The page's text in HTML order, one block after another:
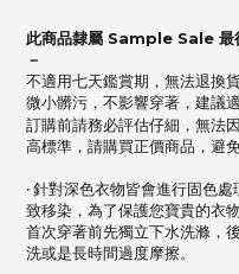
此商品隸屬 Sample Sale 最
－
不適用七天鑑賞期，無法退換
微小髒污，不影響穿著，建議
訂購前請務必評估仔細，無法
高標準，請購買正價商品，避免
‧ 針對深色衣物皆會進行固色
致移染， 為了保護您寶貴的衣
首次穿著前先獨立下水洗滌，
洗或是長時間過度摩擦。